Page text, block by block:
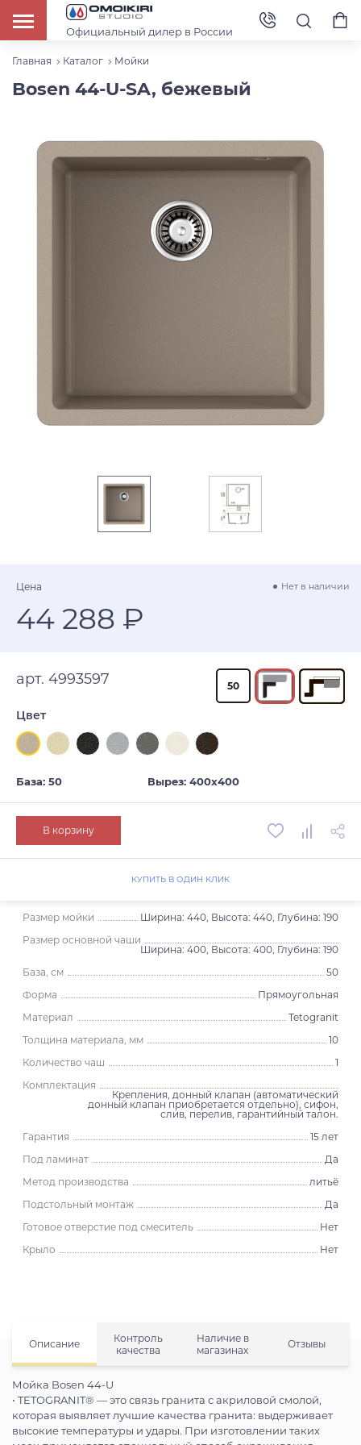
Официальный дилер в России
Главная Каталог Мойки
Bosen 44-U-SA, бежевый
Размер мойки
Ширина: 440, Высота: 440, Глубина: 190
Размер основной чаши
Ширина: 400, Высота: 400, Глубина: 190
База, см
50
Форма
Прямоугольная
Материал
Tetogranit
Толщина материала, мм
10
Количество чаш
1
Комплектация
Крепления, донный клапан (автоматический
донный клапан приобретается отдельно), сифон,
слив, перелив, гарантийный талон.
Гарантия
15 лет
Под ламинат
Да
Метод производства
литьё
Подстольный монтаж
Да
Готовое отверстие под смеситель
Нет
Крыло
Нет
Описание
Контроль
качества
Наличие в
магазинах
Отзывы
Мойка Bosen 44-U
• TETOGRANIT® — это связь гранита с акриловой смолой,
которая выявляет лучшие качества гранита: выдерживает
высокие температуры и удары. При изготовлении таких
Цена Нет в наличии
44 288 ₽
арт. 4993597 50
Цвет
База: 50 Вырез: 400х400
В корзину
КУПИТЬ В ОДИН КЛИК